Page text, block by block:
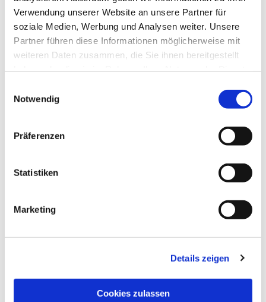
Verwendung unserer Website an unsere Partner für
soziale Medien, Werbung und Analysen weiter. Unsere
Partner führen diese Informationen möglicherweise mit
weiteren Daten zusammen, die Sie ihnen bereitgestellt
Notwendig
Präferenzen
Statistiken
Marketing
Details zeigen
Cookies zulassen
Montag, 24. August 2026, 19:30 Uhr
Kreuzkirche, Luisenstraße, 34119
Kantor Jochen Faulhammer (0175-
8842520)
In wöchentlichen Chorproben und an zusätzlichen
Probenwochenenden werden große Werke der
Kirchenmusik eingeübt und bei i.d.R. zwei